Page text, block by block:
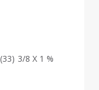
3/8 X 1 %